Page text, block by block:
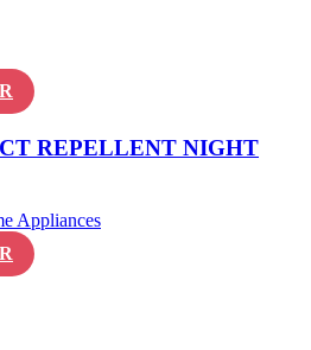
REPELLENT NIGHT
Appliances